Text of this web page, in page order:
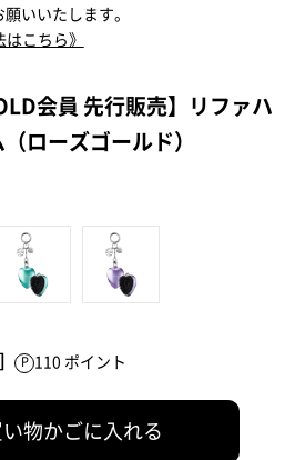
いいたします。
こちら》
会員 先行販売】リファハ
ローズゴールド）
110 ポイント
い物かごに入れる